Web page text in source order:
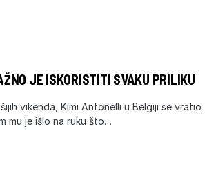
JE ISKORISTITI SVAKU PRILIKU
vikenda, Kimi Antonelli u Belgiji se vratio
mu je išlo na ruku što…